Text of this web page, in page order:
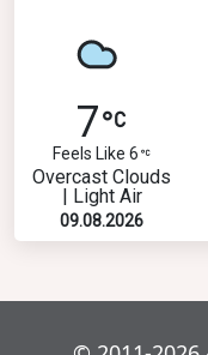
7
Feels Like 6
Overcast Clouds
| Light Air
09.08.2026